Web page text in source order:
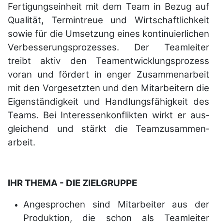
Fertigungs­einheit mit dem Team in Bezug auf
Qualität, Termin­treue und Wirt­schaft­lich­keit
sowie für die Um­setzung eines kontinu­ierlichen
Ver­besse­rungs­pro­zesses. Der Teamleiter
treibt aktiv den Team­ent­wick­lungs­prozess
voran und fördert in enger Zu­sammen­arbeit
mit den Vor­gesetzten und den Mit­arbeitern die
Eigen­ständigkeit und Handlungs­fähigkeit des
Teams. Bei Interessen­kon­flikten wirkt er aus­
gleichend und stärkt die Team­zu­sammen­
arbeit.
IHR THEMA - DIE ZIELGRUPPE
Angesprochen sind Mitarbeiter aus der
Produktion, die schon als Teamleiter